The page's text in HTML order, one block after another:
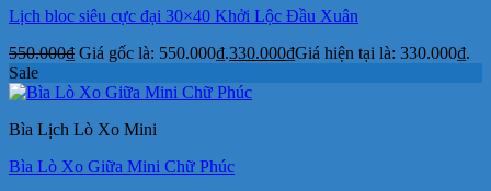
Lịch bloc siêu cực đại 30×40 Khởi Lộc Đầu Xuân
550.000₫ Giá gốc là: 550.000₫.330.000₫Giá hiện tại là: 330.000₫.
Sale
Bìa Lịch Lò Xo Mini
Bìa Lò Xo Giữa Mini Chữ Phúc